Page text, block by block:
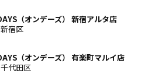
（オンデーズ） 新宿アルタ店
宿区
（オンデーズ） 有楽町マルイ店
代田区